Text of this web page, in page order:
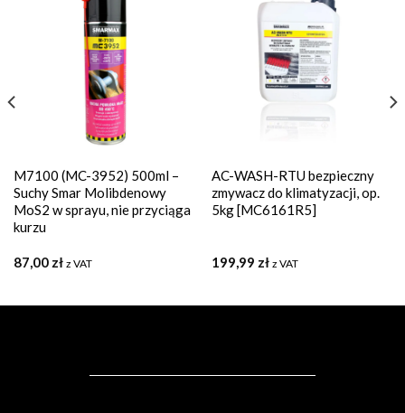
M7100 (MC-3952) 500ml –
Suchy Smar Molibdenowy
MoS2 w sprayu, nie przyciąga
kurzu
87,00 zł z VAT
AC-WASH-RTU bezpieczny
zmywacz do klimatyzacji, op.
5kg [MC6161R5]
199,99 zł z VAT